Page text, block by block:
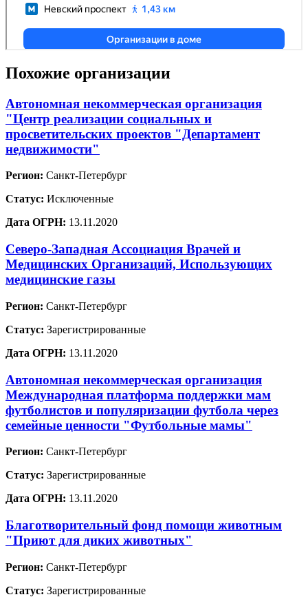
Похожие организации
Автономная некоммерческая организация
"Центр реализации социальных и
просветительских проектов "Департамент
недвижимости"
Регион: Санкт-Петербург
Статус: Исключенные
Дата ОГРН: 13.11.2020
Северо-Западная Ассоциация Врачей и
Медицинских Организаций, Использующих
медицинские газы
Регион: Санкт-Петербург
Статус: Зарегистрированные
Дата ОГРН: 13.11.2020
Автономная некоммерческая организация
Международная платформа поддержки мам
футболистов и популяризации футбола через
семейные ценности "Футбольные мамы"
Регион: Санкт-Петербург
Статус: Зарегистрированные
Дата ОГРН: 13.11.2020
Благотворительный фонд помощи животным
"Приют для диких животных"
Регион: Санкт-Петербург
Статус: Зарегистрированные